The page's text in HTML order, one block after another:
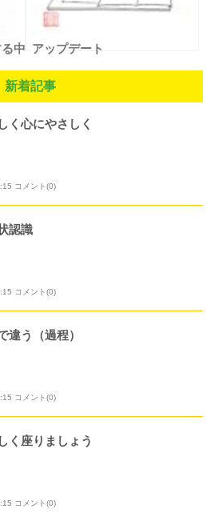
中 アップデート
新着記事
く心にやさしく
コメント(0)
認識
コメント(0)
違う（過程）
コメント(0)
く座りましょう
コメント(0)